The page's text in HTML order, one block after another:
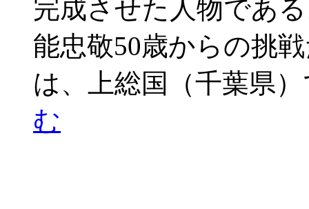
完成させた人物であ
能忠敬50歳からの挑
は、上総国（千葉県
む